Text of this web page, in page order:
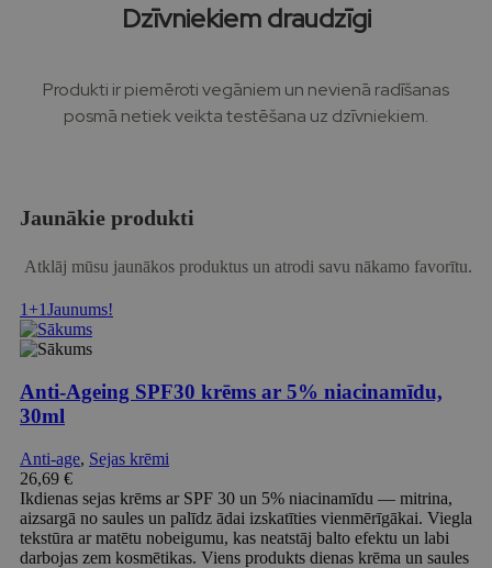
Dzīvniekiem draudzīgi
Produkti ir piemēroti vegāniem un nevienā radīšanas
posmā netiek veikta testēšana uz dzīvniekiem.
Jaunākie produkti
Atklāj mūsu jaunākos produktus un atrodi savu nākamo favorītu.
1+1Jaunums!
Anti-Ageing SPF30 krēms ar 5% niacinamīdu,
30ml
Anti-age, Sejas krēmi
26,69 €
Ikdienas sejas krēms ar SPF 30 un 5% niacinamīdu — mitrina,
aizsargā no saules un palīdz ādai izskatīties vienmērīgākai. Viegla
tekstūra ar matētu nobeigumu, kas neatstāj balto efektu un labi
darbojas zem kosmētikas. Viens produkts dienas krēma un saules